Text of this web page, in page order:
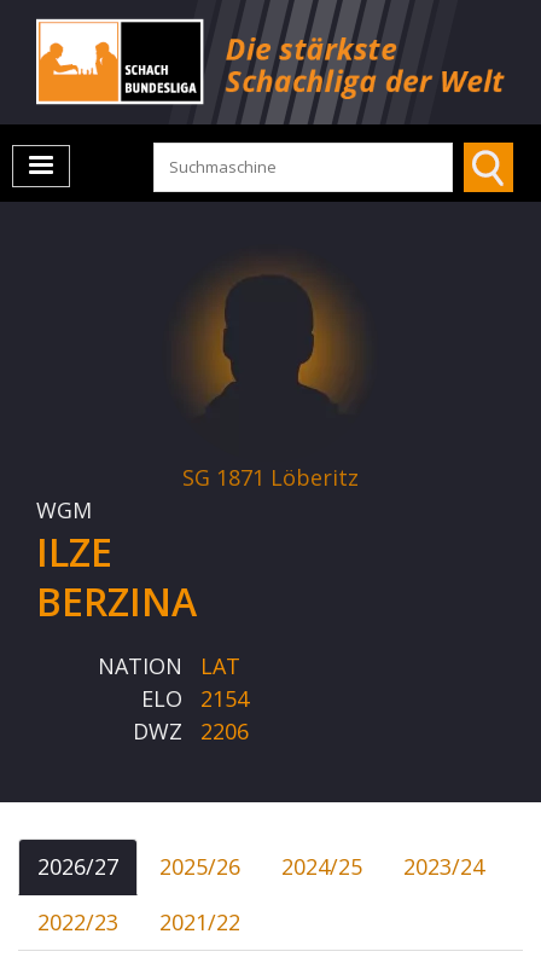
SG 1871 Löberitz
WGM
ILZE
BERZINA
NATION
LAT
ELO
2154
DWZ
2206
2026/27 2025/26 2024/25
2023/24
2022/23
2021/22